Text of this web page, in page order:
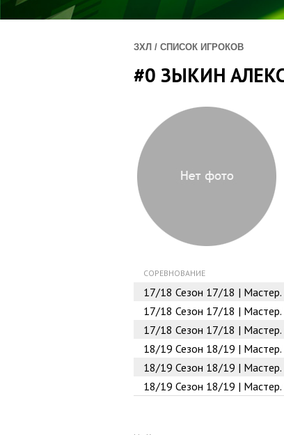
ЗХЛ / СПИСОК ИГРОКОВ
#0 ЗЫКИН
СОРЕВНОВАНИЕ
17/18 Сезон 17/18 | Мастер.
17/18 Сезон 17/18 |
17/18 Сезон 17/18 |
18/19 Сезон 18/19 | Мастер.
18/19 Сезон 18/19 |
18/19 Сезон 18/19 |